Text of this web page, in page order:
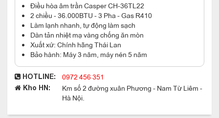
Điều hòa âm trần Casper CH-36TL22
2 chiều - 36.000BTU - 3 Pha - Gas R410
Làm lạnh nhanh, tự động làm sạch
Dàn tản nhiệt mạ vàng chống ăn mòn
Xuất xứ: Chính hãng Thái Lan
Bảo hành: Máy 3 năm, máy nén 5 năm
HOTLINE: 0972 456 351
Kho HN:
Km số 2 đường xuân Phương - Nam Từ Liêm -
Hà Nội.